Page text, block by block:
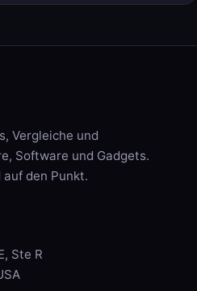
Vergleiche und
Software und Gadgets.
den Punkt.
Ste R